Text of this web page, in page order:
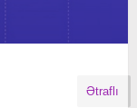
Ətraflı